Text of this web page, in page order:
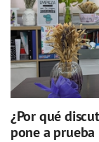
¿Por qué
pone a